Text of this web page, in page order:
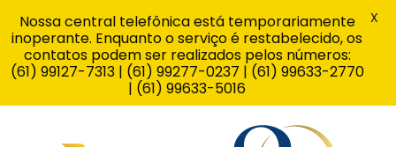
Nossa central telefônica está temporariamente
inoperante. Enquanto o serviço é restabelecido, os
contatos podem ser realizados pelos números:
(61) 99127-7313 | (61) 99277-0237 | (61) 99633-2770
| (61) 99633-5016
X